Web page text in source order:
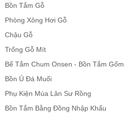
Bồn Tắm Gỗ
Phòng Xông Hơi Gỗ
Chậu Gỗ
Trống Gỗ Mít
Bể Tắm Chum Onsen - Bồn Tắm Gốm
Bồn Ủ Đá Muối
Phụ Kiện Múa Lân Sư Rồng
Bồn Tắm Bằng Đồng Nhập Khẩu